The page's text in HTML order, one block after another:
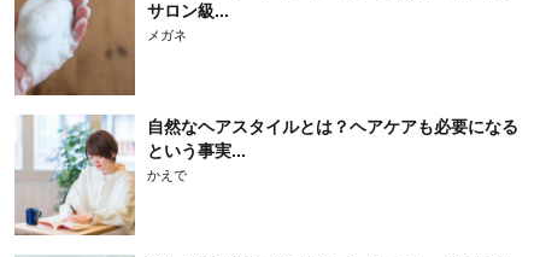
サロン級...
メガネ
自然なヘアスタイルとは？ヘアケアも必要になる
という事実...
かえで